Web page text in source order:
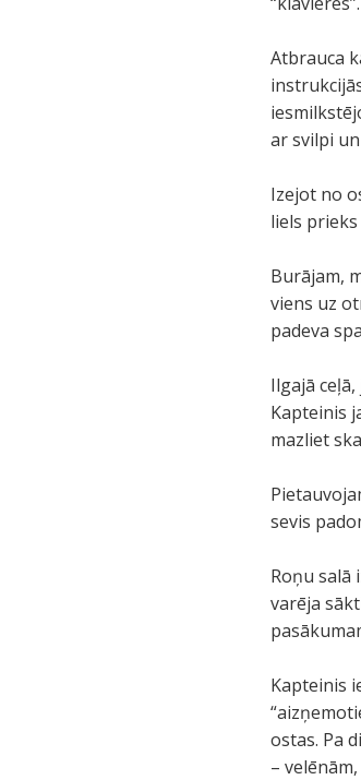
Atbrauca
ar svilpi
Izejot no
liels
Burājam,
viens uz
padeva
Ilgajā
Kapteinis
mazliet
sevis
Roņu salā
varēja
Kapteinis
ostas. Pa
–